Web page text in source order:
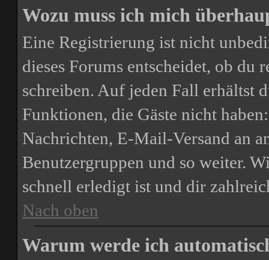
Wozu muss ich mich
Eine Registrierung ist nicht
dieses Forums entscheidet, ob du
schreiben. Auf jeden Fall erhältst
Funktionen, die Gäste nicht
Nachrichten, E-Mail-Versand an
Benutzergruppen und so weiter.
schnell erledigt ist und dir
Nach oben
Warum werde ich